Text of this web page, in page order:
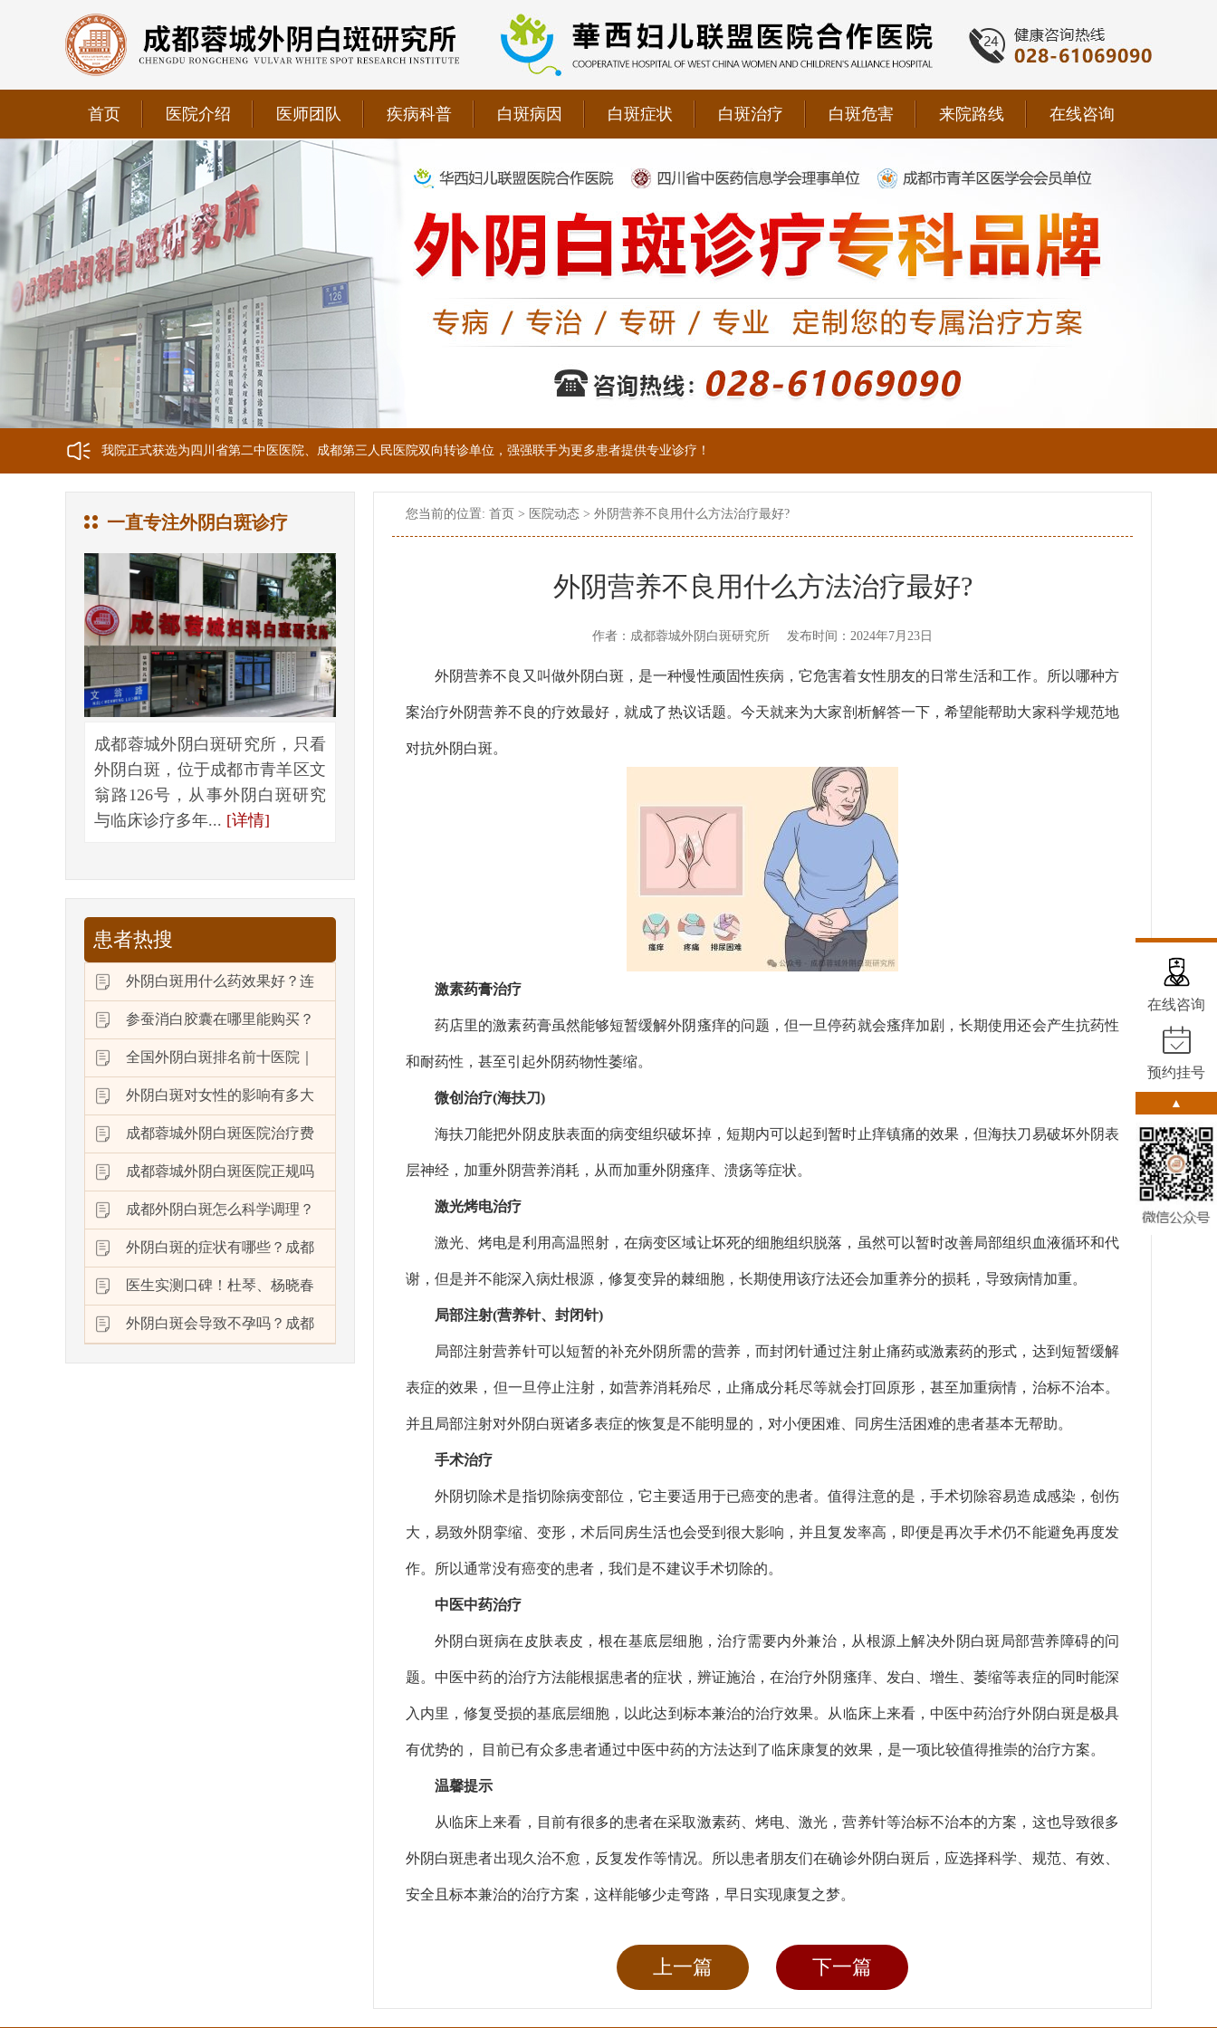
首页 医院介绍 医师团队 疾病科普 白斑病因 白斑症状 白斑治疗 白斑危害 来院路线 在线咨询
我院正式获选为四川省第二中医医院、成都第三人民医院双向转诊单位，强强联手为更多患者提供专业诊疗！
我院位于成都市青羊区文翁路126号，联系电话：028-61069090；警惕虚假广告，坚持正规医院就诊
我院现已成为四川省中医药信息学会理事单位、华西妇儿联盟合作医院！
我院正式获选为四川省第二中医医院、成都第三人民医院双向转诊单位，强强联手为更多患者提供专业诊疗！
我院位于成都市青羊区文翁路126号，联系电话：028-61069090；警惕虚假广告，坚持正规医院就诊
一直专注外阴白斑诊疗
成都蓉城外阴白斑研究所，只看
外阴白斑，位于成都市青羊区文
翁路126号，从事外阴白斑研究
与临床诊疗多年... [详情]
患者热搜
外阴白斑用什么药效果好？连
参蚕消白胶囊在哪里能购买？
全国外阴白斑排名前十医院｜
外阴白斑对女性的影响有多大
成都蓉城外阴白斑医院治疗费
成都蓉城外阴白斑医院正规吗
成都外阴白斑怎么科学调理？
外阴白斑的症状有哪些？成都
医生实测口碑！杜琴、杨晓春
外阴白斑会导致不孕吗？成都
您当前的位置: 首页 > 医院动态 > 外阴营养不良用什么方法治疗最好?
外阴营养不良用什么方法治疗最好?
作者：成都蓉城外阴白斑研究所 发布时间：2024年7月23日
外阴营养不良又叫做外阴白斑，是一种慢性顽固性疾病，它危害着女性朋友的日常生活和工作。所以哪种方
案治疗外阴营养不良的疗效最好，就成了热议话题。今天就来为大家剖析解答一下，希望能帮助大家科学规范地
对抗外阴白斑。
激素药膏治疗
药店里的激素药膏虽然能够短暂缓解外阴瘙痒的问题，但一旦停药就会瘙痒加剧，长期使用还会产生抗药性
和耐药性，甚至引起外阴药物性萎缩。
微创治疗(海扶刀)
海扶刀能把外阴皮肤表面的病变组织破坏掉，短期内可以起到暂时止痒镇痛的效果，但海扶刀易破坏外阴表
层神经，加重外阴营养消耗，从而加重外阴瘙痒、溃疡等症状。
激光烤电治疗
激光、烤电是利用高温照射，在病变区域让坏死的细胞组织脱落，虽然可以暂时改善局部组织血液循环和代
谢，但是并不能深入病灶根源，修复变异的棘细胞，长期使用该疗法还会加重养分的损耗，导致病情加重。
局部注射(营养针、封闭针)
局部注射营养针可以短暂的补充外阴所需的营养，而封闭针通过注射止痛药或激素药的形式，达到短暂缓解
表症的效果，但一旦停止注射，如营养消耗殆尽，止痛成分耗尽等就会打回原形，甚至加重病情，治标不治本。
并且局部注射对外阴白斑诸多表症的恢复是不能明显的，对小便困难、同房生活困难的患者基本无帮助。
手术治疗
外阴切除术是指切除病变部位，它主要适用于已癌变的患者。值得注意的是，手术切除容易造成感染，创伤
大，易致外阴挛缩、变形，术后同房生活也会受到很大影响，并且复发率高，即便是再次手术仍不能避免再度发
作。所以通常没有癌变的患者，我们是不建议手术切除的。
中医中药治疗
外阴白斑病在皮肤表皮，根在基底层细胞，治疗需要内外兼治，从根源上解决外阴白斑局部营养障碍的问
题。中医中药的治疗方法能根据患者的症状，辨证施治，在治疗外阴瘙痒、发白、增生、萎缩等表症的同时能深
入内里，修复受损的基底层细胞，以此达到标本兼治的治疗效果。从临床上来看，中医中药治疗外阴白斑是极具
有优势的， 目前已有众多患者通过中医中药的方法达到了临床康复的效果，是一项比较值得推崇的治疗方案。
温馨提示
从临床上来看，目前有很多的患者在采取激素药、烤电、激光，营养针等治标不治本的方案，这也导致很多
外阴白斑患者出现久治不愈，反复发作等情况。所以患者朋友们在确诊外阴白斑后，应选择科学、规范、有效、
安全且标本兼治的治疗方案，这样能够少走弯路，早日实现康复之梦。
上一篇 下一篇
在线咨询
预约挂号
▲